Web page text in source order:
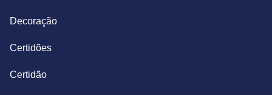
Decoração
Certidões
Certidão